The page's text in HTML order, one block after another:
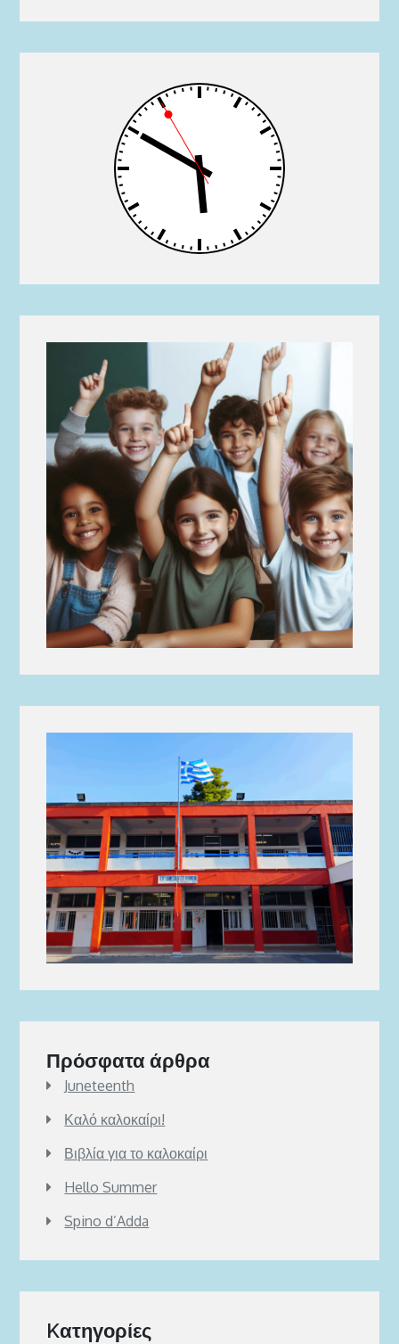
Πρόσφατα άρθρα
Juneteenth
Καλό καλοκαίρι!
Βιβλία για το καλοκαίρι
Hello Summer
Spino d’Adda
Kατηγορίες